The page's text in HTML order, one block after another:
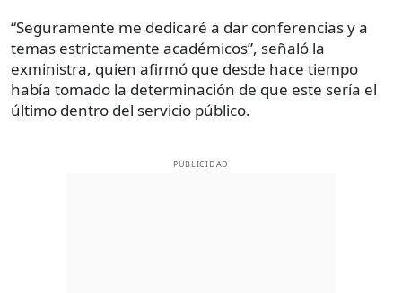
“Seguramente me dedicaré a dar conferencias y a
temas estrictamente académicos”, señaló la
exministra, quien afirmó que desde hace tiempo
había tomado la determinación de que este sería el
último dentro del servicio público.
PUBLICIDAD